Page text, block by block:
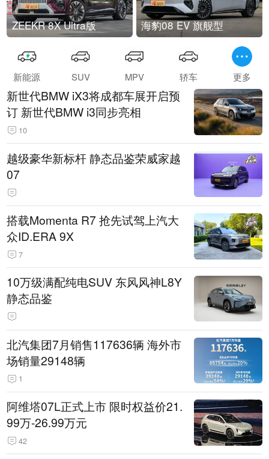
ZEEKR 8X Ultra版 海豹08 EV 旗舰型
新能源 SUV MPV 轿车 更多
新世代BMW iX3将成都车展开启预
订 新世代BMW i3同步亮相
10
越级豪华新标杆 静态品鉴荣威家越
07
搭载Momenta R7 抢先试驾上汽大
众ID.ERA 9X
7
10万级满配纯电SUV 东风风神L8Y
静态品鉴
北汽集团7月销售117636辆 海外市
场销量29148辆
1
阿维塔07L正式上市 限时权益价21.
99万-26.99万元
42